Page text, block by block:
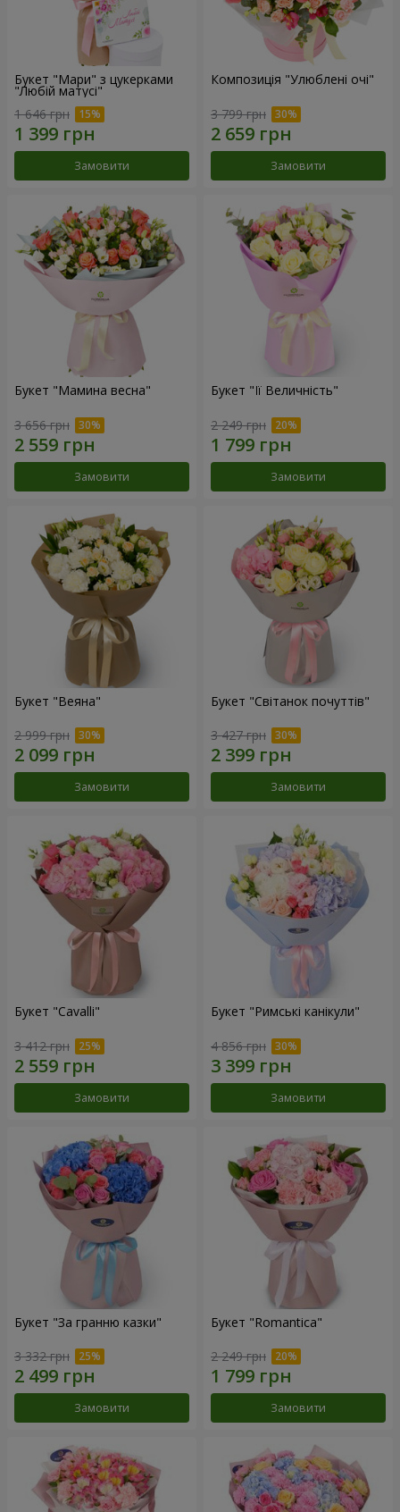
Букет "Мари" з цукерками
"Любій матусі"
1 646 грн
Замовити
Композиція "Улюблені очі"
3 799 грн
Замовити
Букет "Мамина весна"
3 656 грн
Замовити
Букет "Її Величність"
2 249 грн
Замовити
Букет "Веяна"
2 999 грн
Замовити
Букет "Світанок почуттів"
3 427 грн
Замовити
Букет "Cаvalli"
3 412 грн
Замовити
Букет "Римські канікули"
4 856 грн
Замовити
Букет "За гранню казки"
3 332 грн
Замовити
Букет "Romantica"
2 249 грн
Замовити